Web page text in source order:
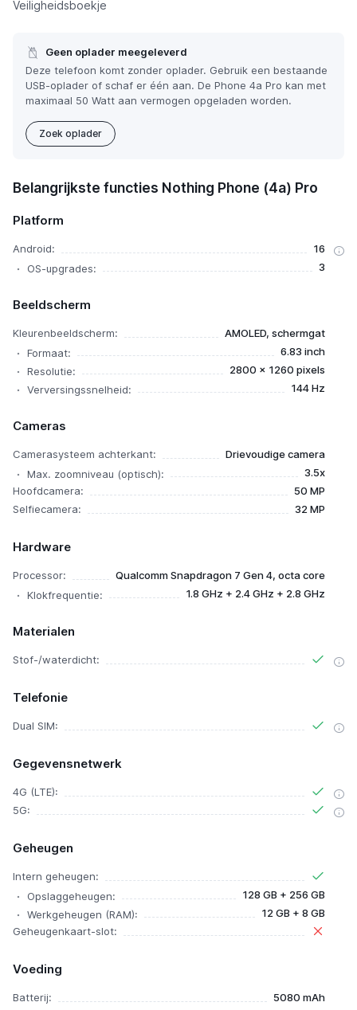
Veiligheidsboekje
Geen oplader meegeleverd
Deze telefoon komt zonder oplader. Gebruik een bestaande
USB-oplader of schaf er één aan. De Phone 4a Pro kan met
maximaal 50 Watt aan vermogen opgeladen worden.
Zoek oplader
Belangrijkste functies Nothing Phone (4a) Pro
Platform
Android:
16
OS-upgrades:
3
Beeldscherm
Kleurenbeeldscherm:
AMOLED, schermgat
Formaat:
6.83 inch
Resolutie:
2800 x 1260 pixels
Verversingssnelheid:
144 Hz
Cameras
Camerasysteem achterkant:
Drievoudige camera
Max. zoomniveau (optisch):
3.5x
Hoofdcamera:
50 MP
Selfiecamera:
32 MP
Hardware
Processor:
Qualcomm Snapdragon 7 Gen 4, octa core
Klokfrequentie:
1.8 GHz + 2.4 GHz + 2.8 GHz
Materialen
Stof-/waterdicht:
Telefonie
Dual SIM:
Gegevensnetwerk
4G (LTE):
5G:
Geheugen
Intern geheugen:
Opslaggeheugen:
128 GB + 256 GB
Werkgeheugen (RAM):
12 GB + 8 GB
Geheugenkaart-slot:
Voeding
Batterij:
5080 mAh